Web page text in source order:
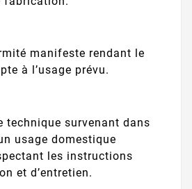
manifeste rendant le
à l’usage prévu.
technique survenant dans
usage domestique
les instructions
et d’entretien.